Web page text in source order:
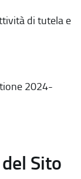
di tutela e
2024-
Sito